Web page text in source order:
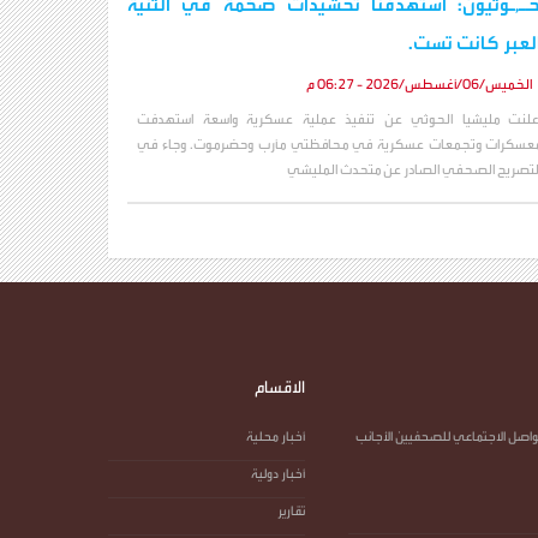
كانت تست.
الخميس/06/أغسطس/2026 - 06:27 م
مليشيا الحوثي عن تنفيذ عملية عسكرية واسعة استهدفت
وتجمعات عسكرية في محافظتي مأرب وحضرموت. وجاء في
الصحفي الصادر عن متحدث المليشي
الاجتماعي للصحفيين الأجانب
الاقسام
أخبار محلية
أخبار دولية
تقارير